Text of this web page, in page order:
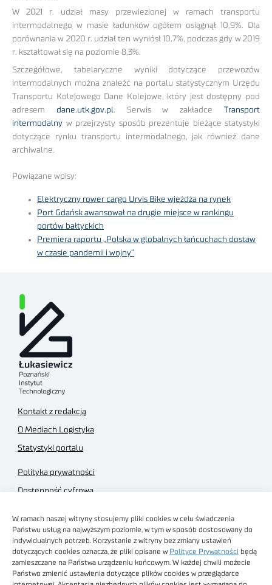
W ramach naszej witryny stosujemy pliki cookies w celu świadczenia
Państwu usług na najwyższym poziomie, w tym w sposób dostosowany do
indywidualnych potrzeb. Korzystanie z witryny bez zmiany ustawień
dotyczących cookies oznacza, że pliki opisane w Polityce Prywatności będą
zamieszczane na Państwa urządzeniu końcowym. W każdej chwili możecie
Państwo zmienić ustawienia dotyczące plików cookies w przeglądarce
W 2021 r. udział masy przewiezionej w ramach transportu
intermodalnego w masie ładunków ogółem osiągnął 10,9%. Dla
porównania w 2020 r. udział ten wyniósł 10,7%, podczas gdy w 2019
r. kształtował się na poziomie 8,3%.
Szczegółowe, tabelaryczne wyniki dotyczące przewozów
intermodalnych można znaleźć na portalu statystycznym Urzędu
Transportu Kolejowego Dane Kolejowe, który jest dostępny pod
adresem dane.utk.gov.pl. Serwis w zakładceTransport
intermodalny w przejrzysty sposób prezentuje bieżące statystyki
dotyczące rynku transportu intermodalnego, jak również dane
archiwalne.
Powiązane wpisy:
Elektryczny rower cargo Urvis Bike wjeżdża na rynek
Port Gdańsk awansował na drugie miejsce w rankingu
portów bałtyckich
Premiera raportu „Polska w globalnych łańcuchach dostaw
w czasie pandemii i wojny”
Kontakt z redakcją
O Mediach Logistyka
Statystyki portalu
Polityka prywatności
Dostępność cyfrowa
Regulamin sklepu